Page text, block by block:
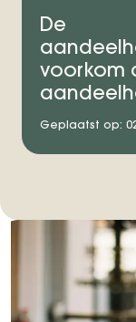
De
voorkom
Geplaatst op: